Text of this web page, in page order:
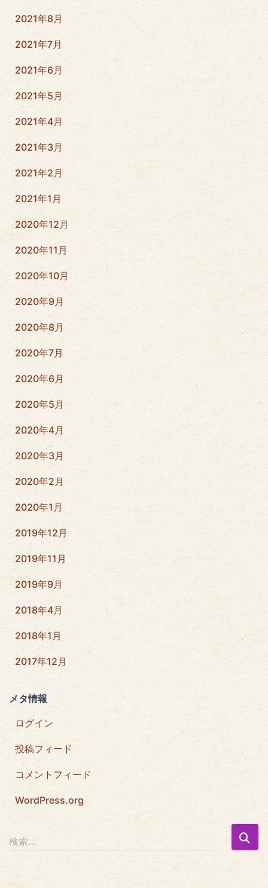
2021年8月
2021年7月
2021年6月
2021年5月
2021年4月
2021年3月
2021年2月
2021年1月
2020年12月
2020年11月
2020年10月
2020年9月
2020年8月
2020年7月
2020年6月
2020年5月
2020年4月
2020年3月
2020年2月
2020年1月
2019年12月
2019年11月
2019年9月
2018年4月
2018年1月
2017年12月
メタ情報
ログイン
投稿フィード
コメントフィード
WordPress.org
検
索
:
検索…